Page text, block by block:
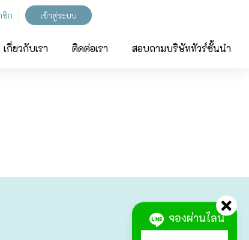
ชิก เข้าสู่ระบบ
เกี่ยวกับเรา ติดต่อเรา สอบถามบริษัททัวร์ชั้นนำ
จองผ่านไลน์